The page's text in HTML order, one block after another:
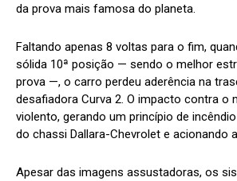
da prova mais famosa do planeta.
Faltando apenas 8 voltas para o fim,
sólida 10ª posição — sendo o melhor
prova —, o carro perdeu aderência na
desafiadora Curva 2. O impacto contra o
violento, gerando um princípio de
do chassi Dallara-Chevrolet e acionando
Apesar das imagens assustadoras, os